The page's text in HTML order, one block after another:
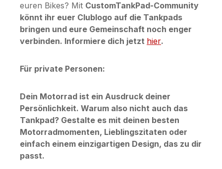
euren Bikes? Mit CustomTankPad-Community
könnt ihr euer Clublogo auf die Tankpads
bringen und eure Gemeinschaft noch enger
verbinden. Informiere dich jetzt hier.
Für private Personen:
Dein Motorrad ist ein Ausdruck deiner
Persönlichkeit. Warum also nicht auch das
Tankpad? Gestalte es mit deinen besten
Motorradmomenten, Lieblingszitaten oder
einfach einem einzigartigen Design, das zu dir
passt.